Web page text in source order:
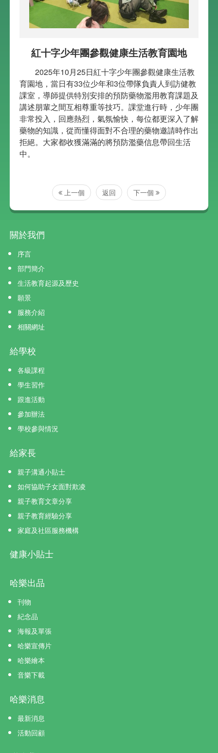
紅十字少年團參觀健康生活教育園地
2025年10月25日紅十字少年團參觀健康生活教
育園地，當日有33位少年和3位帶隊負責人到訪健教
課室，導師提供特別安排的預防藥物濫用教育課題及
講述朋輩之間互相尊重等技巧。課堂進行時，少年團
非常投入，回應熱烈，氣氛愉快，每位都更深入了解
藥物的知識，從而懂得面對不合理的藥物邀請時作出
拒絕。大家都收獲滿滿的將預防濫藥信息帶回生活
中。
上一個 返回 下一個
關於我們
序言
部門簡介
生活教育起源及歷史
願景
服務介紹
相關網址
給學校
各級課程
學生習作
跟進活動
參加辦法
學校參與情況
給家長
親子溝通小貼士
如何協助子女面對欺凌
親子教育文章分享
親子教育經驗分享
家庭及社區服務機構
健康小貼士
哈樂出品
刊物
紀念品
海報及單張
哈樂宣傳片
哈樂繪本
音樂下載
哈樂消息
最新消息
活動回顧